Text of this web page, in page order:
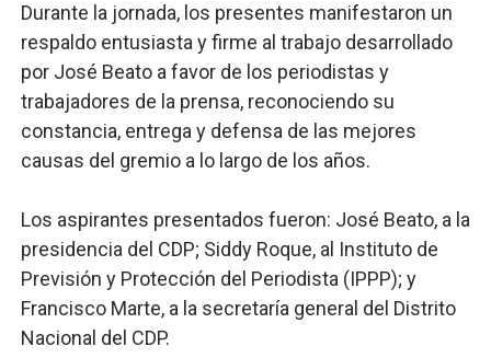
Durante la jornada, los presentes manifestaron un
respaldo entusiasta y firme al trabajo desarrollado
por José Beato a favor de los periodistas y
trabajadores de la prensa, reconociendo su
constancia, entrega y defensa de las mejores
causas del gremio a lo largo de los años.
Los aspirantes presentados fueron: José Beato, a la
presidencia del CDP; Siddy Roque, al Instituto de
Previsión y Protección del Periodista (IPPP); y
Francisco Marte, a la secretaría general del Distrito
Nacional del CDP.